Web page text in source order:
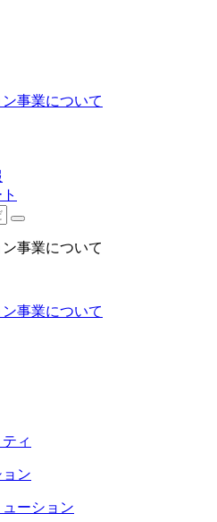
事業について
事業について
事業について
ィ
ョン
ューション